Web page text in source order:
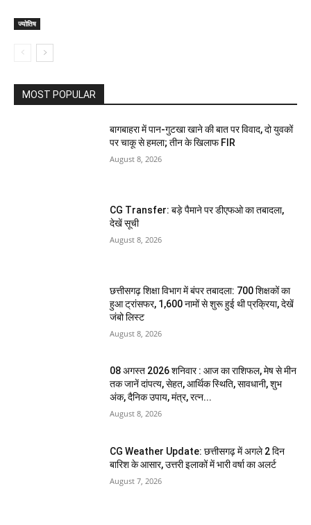
ज्योतिष
MOST POPULAR
बागबाहरा में पान-गुटखा खाने की बात पर विवाद, दो युवकों
पर चाकू से हमला; तीन के खिलाफ FIR
August 8, 2026
CG Transfer: बड़े पैमाने पर डीएफओ का तबादला,
देखें सूची
August 8, 2026
छत्तीसगढ़ शिक्षा विभाग में बंपर तबादला: 700 शिक्षकों का
हुआ ट्रांसफर, 1,600 नामों से शुरू हुई थी प्रक्रिया, देखें
जंबो लिस्ट
August 8, 2026
08 अगस्त 2026 शनिवार : आज का राशिफल, मेष से मीन
तक जानें दांपत्य, सेहत, आर्थिक स्थिति, सावधानी, शुभ
अंक, दैनिक उपाय, मंत्र, रत्न...
August 8, 2026
CG Weather Update: छत्तीसगढ़ में अगले 2 दिन
बारिश के आसार, उत्तरी इलाकों में भारी वर्षा का अलर्ट
August 7, 2026